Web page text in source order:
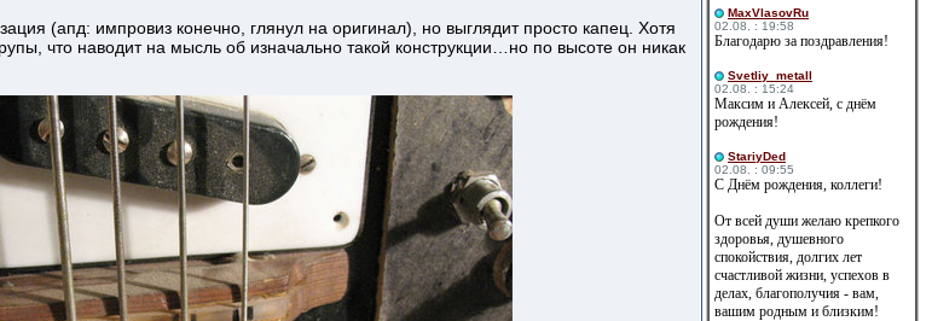
(апд: импровиз конечно, глянул на оригинал), но выглядит просто капец. Хотя
что наводит на мысль об изначально такой конструкции…но по высоте он никак
MaxVlasovRu
02.08. : 19:58
Благодарю за поздравления!
Svetliy_metall
02.08. : 15:24
Максим и Алексей, с днём
рождения!
StariyDed
02.08. : 09:55
С Днём рождения, коллеги!
От всей души желаю крепкого
здоровья, душевного
спокойствия, долгих лет
счастливой жизни, успехов в
делах, благополучия - вам,
вашим родным и близким!